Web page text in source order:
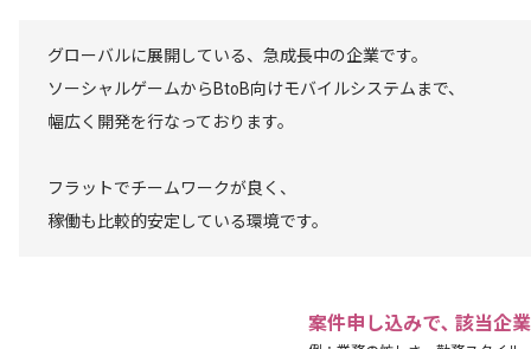
グローバルに展開している、急成長中の企業です。
ソーシャルゲームからBtoB向けモバイルシステムまで、
幅広く開発を行なっております。
フラットでチームワークが良く、
稼働も比較的安定している環境です。
案件申し込みで､ 該当企